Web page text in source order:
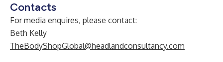
Contacts
For media enquires, please contact:
Beth Kelly
TheBodyShopGlobal@headlandconsultancy.com